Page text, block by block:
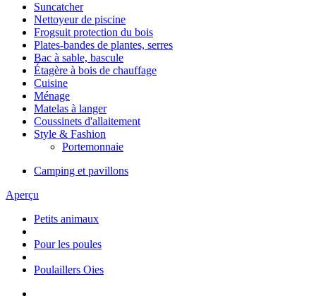
Suncatcher
Nettoyeur de piscine
Frogsuit protection du bois
Plates-bandes de plantes, serres
Bac à sable, bascule
Étagère à bois de chauffage
Cuisine
Ménage
Matelas à langer
Coussinets d'allaitement
Style & Fashion
Portemonnaie
Camping et pavillons
Aperçu
Petits animaux
Pour les poules
Poulaillers Oies